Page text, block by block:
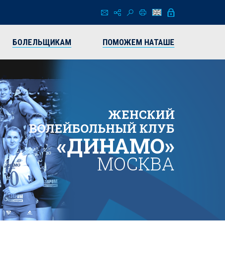
БОЛЕЛЬЩИКАМ ПОМОЖЕМ НАТАШЕ
ЖЕНСКИЙ
ВОЛЕЙБОЛЬНЫЙ КЛУБ
«ДИНАМО»
МОСКВА